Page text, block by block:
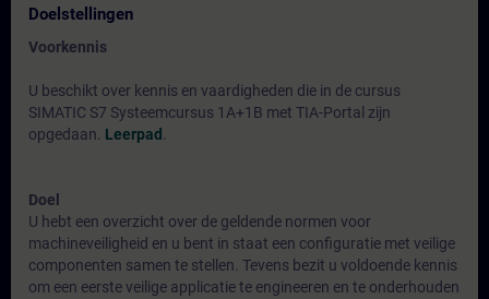
Doelstellingen
Voorkennis
U beschikt over kennis en vaardigheden die in de cursus
SIMATIC S7 Systeemcursus 1A+1B met TIA-Portal zijn
opgedaan. Leerpad
Doel
U hebt een overzicht over de geldende normen voor
machineveiligheid en u bent in staat een configuratie met veilige
componenten samen te stellen. Tevens bezit u voldoende kennis
om een eerste veilige applicatie te engineeren en te onderhouden